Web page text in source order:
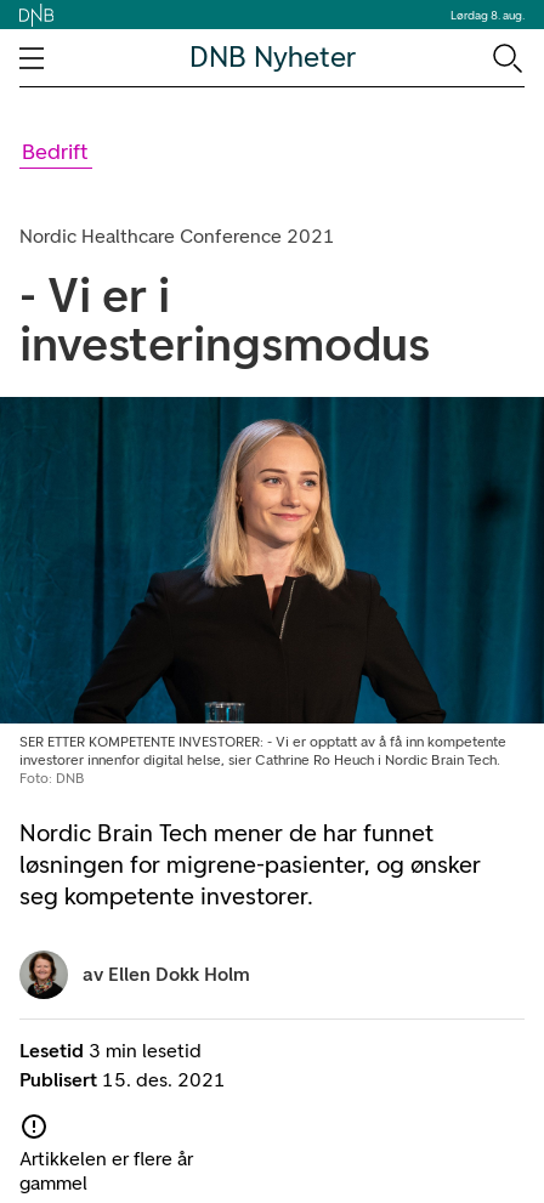
Lørdag 8. aug.
DNB Nyheter
Bedrift
Nordic Healthcare Conference 2021
- Vi er i
investeringsmodus
Nordic Brain Tech mener de har funnet
løsningen for migrene-pasienter, og ønsker
seg kompetente investorer.
SER ETTER KOMPETENTE INVESTORER: - Vi er opptatt av å få inn kompetente
investorer innenfor digital helse, sier Cathrine Ro Heuch i Nordic Brain Tech.
Foto: DNB
Lesetid 3 min lesetid
Publisert 15. des. 2021
Artikkelen er flere år
gammel
av Ellen Dokk Holm